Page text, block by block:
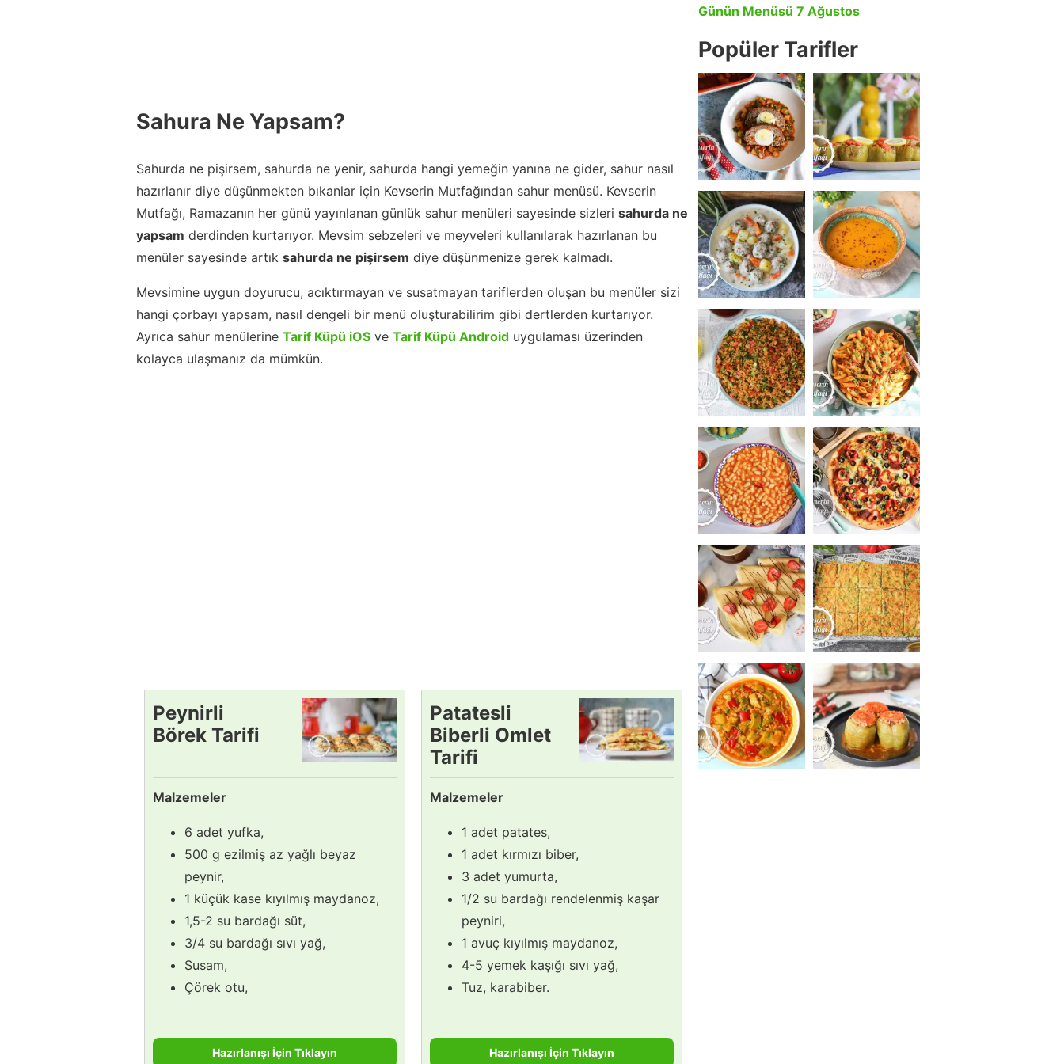
Sahura Ne Yapsam?
Sahurda ne pişirsem, sahurda ne yenir, sahurda hangi yemeğin yanına ne gider, sahur nasıl
hazırlanır diye düşünmekten bıkanlar için Kevserin Mutfağından sahur menüsü. Kevserin
Mutfağı, Ramazanın her günü yayınlanan günlük sahur menüleri sayesinde sizleri sahurda ne
yapsam derdinden kurtarıyor. Mevsim sebzeleri ve meyveleri kullanılarak hazırlanan bu
menüler sayesinde artık sahurda ne pişirsem diye düşünmenize gerek kalmadı.
Mevsimine uygun doyurucu, acıktırmayan ve susatmayan tariflerden oluşan bu menüler sizi
hangi çorbayı yapsam, nasıl dengeli bir menü oluşturabilirim gibi dertlerden kurtarıyor.
Ayrıca sahur menülerine Tarif Küpü iOS ve Tarif Küpü Android uygulaması üzerinden
kolayca ulaşmanız da mümkün.
Peynirli
Börek Tarifi
Malzemeler
6 adet yufka,
500 g ezilmiş az yağlı beyaz
peynir,
1 küçük kase kıyılmış maydanoz,
1,5-2 su bardağı süt,
3/4 su bardağı sıvı yağ,
Susam,
Çörek otu,
Hazırlanışı İçin Tıklayın
Patatesli
Biberli Omlet
Tarifi
Malzemeler
1 adet patates,
1 adet kırmızı biber,
3 adet yumurta,
1/2 su bardağı rendelenmiş kaşar
peyniri,
1 avuç kıyılmış maydanoz,
4-5 yemek kaşığı sıvı yağ,
Tuz, karabiber.
Hazırlanışı İçin Tıklayın
Günün Menüsü 7 Ağustos
Popüler Tarifler